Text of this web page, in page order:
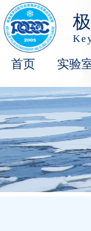
首页 实验